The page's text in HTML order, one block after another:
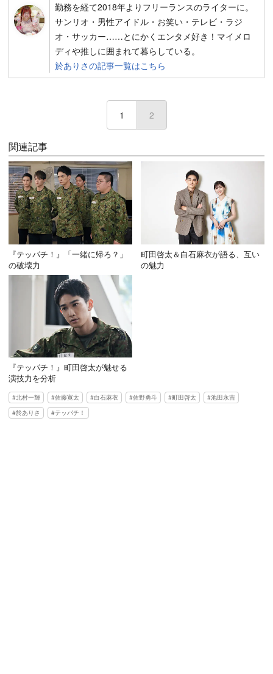
勤務を経て2018年よりフリーランスのライターに。
サンリオ・男性アイドル・お笑い・テレビ・ラジ
オ・サッカー……とにかくエンタメ好き！マイメロ
ディや推しに囲まれて暮らしている。
於ありさの記事一覧はこちら
1 2
関連記事
『テッパチ！』「一緒に帰ろ？」
の破壊力
町田啓太＆白石麻衣が語る、互い
の魅力
『テッパチ！』町田啓太が魅せる
演技力を分析
北村一輝 佐藤寛太 白石麻衣 佐野勇斗 町田啓太
池田永吉
於ありさ
テッパチ！